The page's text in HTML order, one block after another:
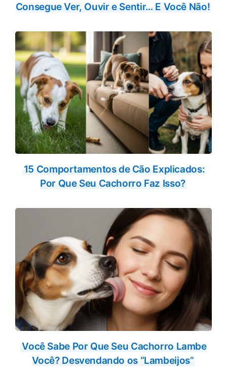
Consegue Ver, Ouvir e Sentir… E Você Não!
15 Comportamentos de Cão Explicados:
Por Que Seu Cachorro Faz Isso?
Você Sabe Por Que Seu Cachorro Lambe
Você? Desvendando os “Lambeijos”